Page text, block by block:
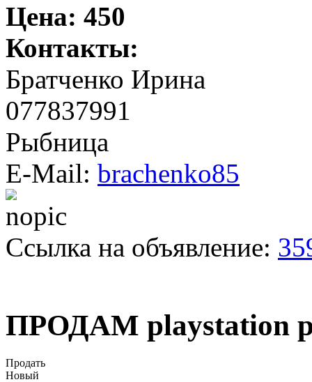
Цена: 450
Контакты:
Братченко Ирина
077837991
Рыбница
E-Mail: brachenko85
Ссылка на объявление:
ПРОДАМ playstation
Продать
Новый